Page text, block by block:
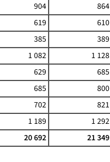
904 864
619 610
385 389
1 082 1 128
629 685
685 800
702 821
1 189 1 292
20 692 21 349